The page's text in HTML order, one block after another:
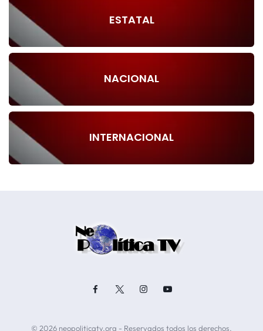
ESTATAL
NACIONAL
INTERNACIONAL
© 2026 neopoliticatv.org - Reservados todos los derechos.